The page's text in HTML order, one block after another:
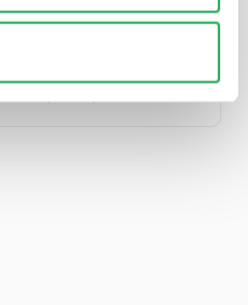
E:sps@sps-dk.com